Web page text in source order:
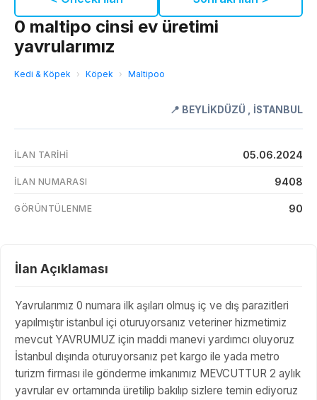
0 maltipo cinsi ev üretimi
yavrularımız
Kedi & Köpek › Köpek › Maltipoo
📍 BEYLİKDÜZÜ İSTANBUL
İLAN TARIHI 05.06.2024
İLAN NUMARASI 9408
GÖRÜNTÜLENME 90
İlan Açıklaması
Yavrularımız 0 numara ilk aşıları olmuş iç ve dış parazitleri
yapılmıştır istanbul içi oturuyorsanız veteriner hizmetimiz
mevcut YAVRUMUZ için maddi manevi yardımcı oluyoruz
İstanbul dışında oturuyorsanız pet kargo ile yada metro
turizm firması ile gönderme imkanımız MEVCUTTUR 2 aylık
yavrular ev ortamında üretilip bakılıp sizlere temin ediyoruz